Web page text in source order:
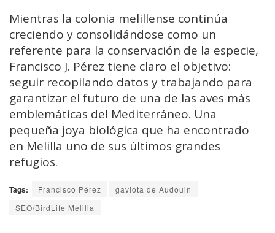
Mientras la colonia melillense continúa
creciendo y consolidándose como un
referente para la conservación de la especie,
Francisco J. Pérez tiene claro el objetivo:
seguir recopilando datos y trabajando para
garantizar el futuro de una de las aves más
emblemáticas del Mediterráneo. Una
pequeña joya biológica que ha encontrado
en Melilla uno de sus últimos grandes
refugios.
Tags: Francisco Pérez
gaviota de Audouin
SEO/BirdLife Melilla